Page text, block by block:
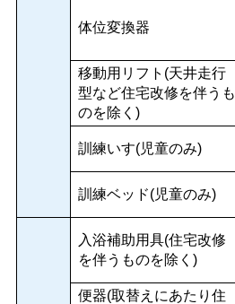
体位変換器
移動用リフト(天井走行
型など住宅改修を伴うも
のを除く)
訓練いす(児童のみ)
訓練ベッド(児童のみ)
入浴補助用具(住宅改修
を伴うものを除く)
便器(取替えにあたり住